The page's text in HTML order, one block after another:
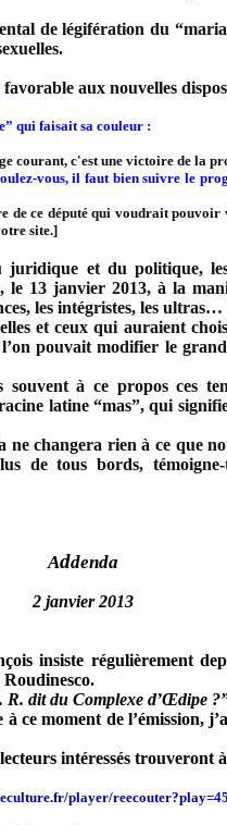
de légifération du
aux nouvelles
qui faisait sa couleur :
courant, c'est une victoire de la
vous, il faut bien suivre le
ce député qui voudrait pouvoir
site.]
et du politique,
le 13 janvier 2013, à la
les intégristes, les ultras…
et ceux qui auraient
pouvait modifier le
à ce propos ces
latine “mas”, qui
ne changera rien à ce que
de tous bords,
Addenda
2 janvier 2013
insiste régulièrement
R. dit du Complexe d’Œdipe
ce moment de l’émission,
intéressés trouveront
player/